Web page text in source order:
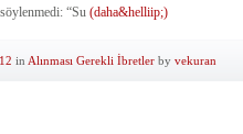
“Su (daha&helliip;)
in Alınması Gerekli İbretler by vekuran